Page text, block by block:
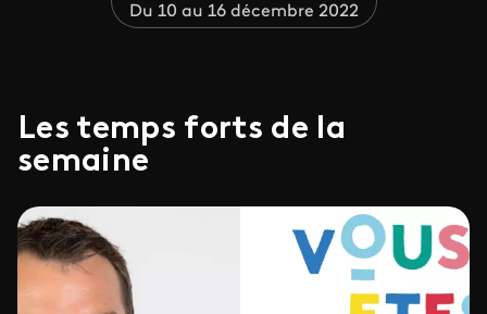
Du 10 au 16 décembre 2022
Les temps forts de la
semaine